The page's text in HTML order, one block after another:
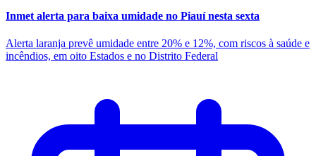
Inmet alerta para baixa umidade no Piauí nesta sexta
Alerta laranja prevê umidade entre 20% e 12%, com riscos à saúde e
incêndios, em oito Estados e no Distrito Federal